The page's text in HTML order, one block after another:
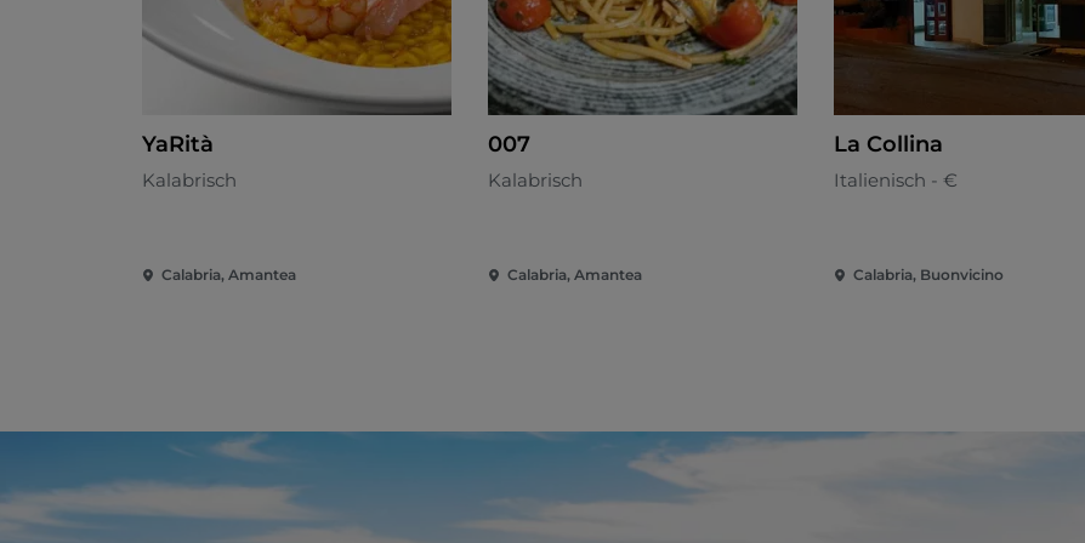
YaRità
Kalabrisch
Calabria, Amantea
007
Kalabrisch
Calabria, Amantea
La Collina
Italienisch - €
Calabria, Buonvicino